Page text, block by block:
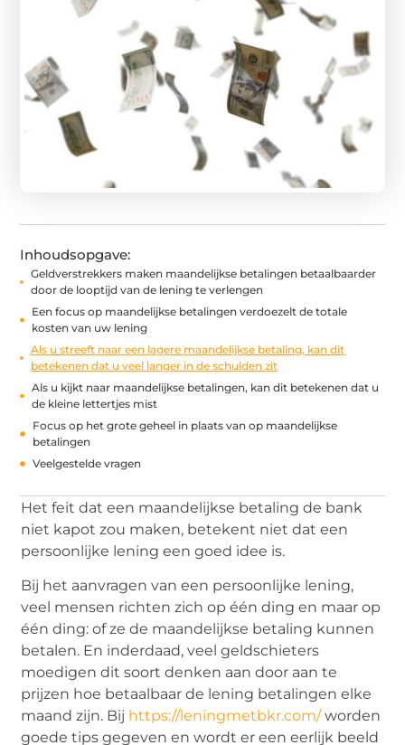
Inhoudsopgave:
Geldverstrekkers maken maandelijkse betalingen betaalbaarder
door de looptijd van de lening te verlengen
Een focus op maandelijkse betalingen verdoezelt de totale
kosten van uw lening
Als u streeft naar een lagere maandelijkse betaling, kan dit
betekenen dat u veel langer in de schulden zit
Als u kijkt naar maandelijkse betalingen, kan dit betekenen dat u
de kleine lettertjes mist
Focus op het grote geheel in plaats van op maandelijkse
betalingen
Veelgestelde vragen
Het feit dat een maandelijkse betaling de bank
niet kapot zou maken, betekent niet dat een
persoonlijke lening een goed idee is.
Bij het aanvragen van een persoonlijke lening,
veel mensen richten zich op één ding en maar op
één ding: of ze de maandelijkse betaling kunnen
betalen. En inderdaad, veel geldschieters
moedigen dit soort denken aan door aan te
prijzen hoe betaalbaar de lening betalingen elke
maand zijn. Bij https://leningmetbkr.com/worden
goede tips gegeven en wordt er een eerlijk beeld